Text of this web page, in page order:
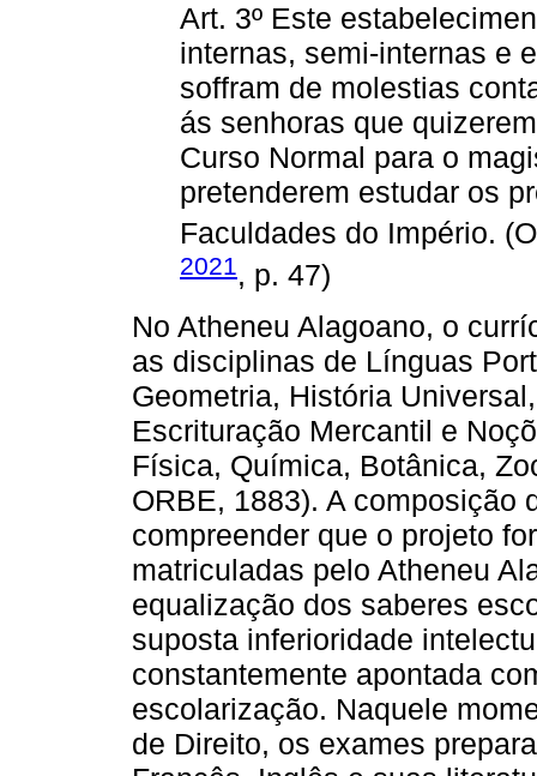
Art. 3º Este
internas, semi-internas e
soffram de molestias
ás senhoras que
Curso Normal para o
pretenderem estudar os
Faculdades do Império.
2021, p. 47)
No Atheneu Alagoano, o
as disciplinas de Línguas
Geometria, História
Escrituração Mercantil e
Física, Química, Botânica,
ORBE, 1883). A composição
compreender que o projeto
matriculadas pelo Atheneu
equalização dos saberes
suposta inferioridade
constantemente apontada
escolarização. Naquele
de Direito, os exames